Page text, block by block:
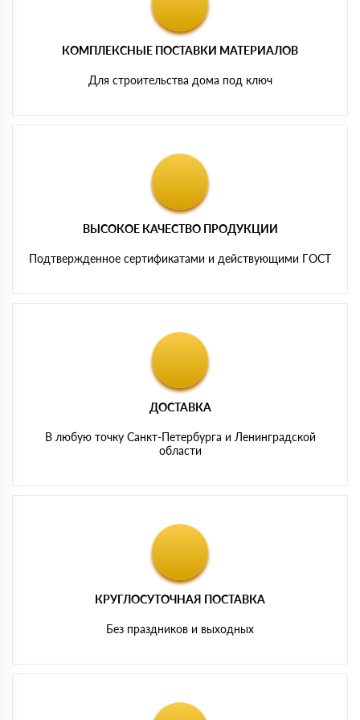
КОМПЛЕКСНЫЕ ПОСТАВКИ МАТЕРИАЛОВ
Для строительства дома под ключ
ВЫСОКОЕ КАЧЕСТВО ПРОДУКЦИИ
Подтвержденное сертификатами и действующими ГОСТ
ДОСТАВКА
В любую точку Санкт-Петербурга и Ленинградской
области
КРУГЛОСУТОЧНАЯ ПОСТАВКА
Без праздников и выходных